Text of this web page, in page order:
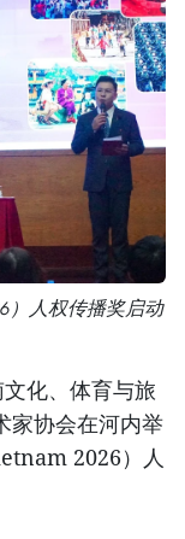
）人权传播奖启动
化、体育与旅
家协会在河内举
2026）人